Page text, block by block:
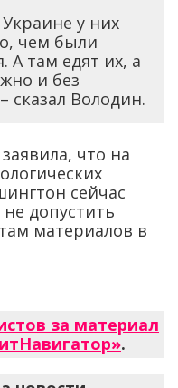
у них
чем были
А там едят их, а
и без
сказал Володин.
что на
сейчас
допустить
материалов в
за материал
.